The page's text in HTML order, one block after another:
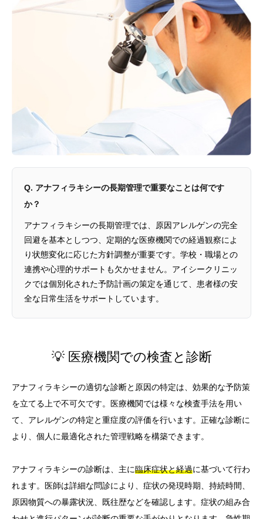
Q. アナフィラキシーの長期管理で重要なことは何です
か？
アナフィラキシーの長期管理では、原因アレルゲンの完全
回避を基本としつつ、定期的な医療機関での経過観察によ
り状態変化に応じた方針調整が重要です。学校・職場との
連携や心理的サポートも欠かせません。アイシークリニッ
クでは個別化された予防計画の策定を通じて、患者様の安
全な日常生活をサポートしています。
💡 医療機関での検査と診断
アナフィラキシーの適切な診断と原因の特定は、効果的な予防策
を立てる上で不可欠です。医療機関では様々な検査手法を用い
て、アレルゲンの特定と重症度の評価を行います。正確な診断に
より、個人に最適化された管理戦略を構築できます。
アナフィラキシーの診断は、主に臨床症状と経過に基づいて行わ
れます。医師は詳細な問診により、症状の発現時期、持続時間、
原因物質への暴露状況、既往歴などを確認します。症状の組み合